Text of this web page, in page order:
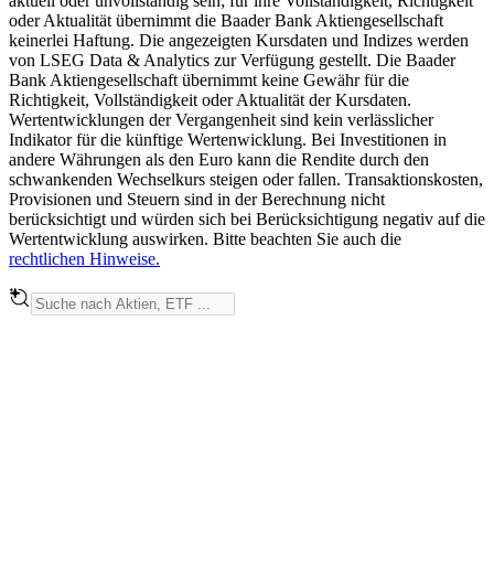
oder Aktualität übernimmt die Baader Bank Aktiengesellschaft
keinerlei Haftung. Die angezeigten Kursdaten und Indizes werden
von LSEG Data & Analytics zur Verfügung gestellt. Die Baader
Bank Aktiengesellschaft übernimmt keine Gewähr für die
Richtigkeit, Vollständigkeit oder Aktualität der Kursdaten.
Wertentwicklungen der Vergangenheit sind kein verlässlicher
Indikator für die künftige Wertenwicklung. Bei Investitionen in
andere Währungen als den Euro kann die Rendite durch den
schwankenden Wechselkurs steigen oder fallen. Transaktionskosten,
Provisionen und Steuern sind in der Berechnung nicht
berücksichtigt und würden sich bei Berücksichtigung negativ auf die
Wertentwicklung auswirken. Bitte beachten Sie auch die
rechtlichen Hinweise.